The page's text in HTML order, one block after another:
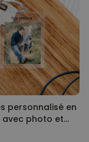
personnalisé en
avec photo et